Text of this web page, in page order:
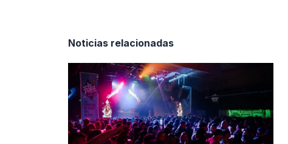
Noticias relacionadas